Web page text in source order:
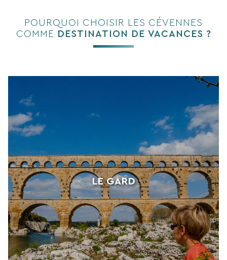
POURQUOI CHOISIR LES CÉVENNES
COMME DESTINATION DE VACANCES ?
LE GARD